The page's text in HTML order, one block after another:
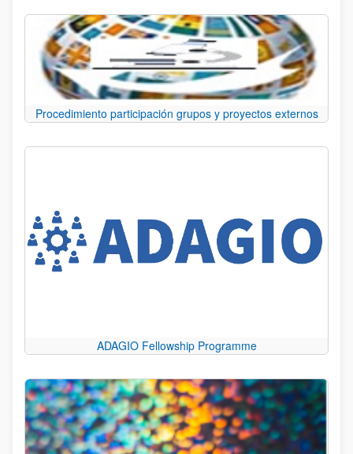
Procedimiento participación grupos y proyectos externos
ADAGIO Fellowship Programme